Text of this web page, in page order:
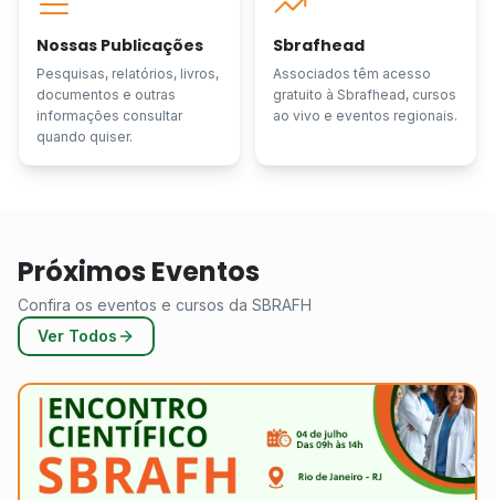
Nossas Publicações
Pesquisas, relatórios, livros,
documentos e outras
informações consultar
quando quiser.
Sbrafhead
Associados têm acesso
gratuito à Sbrafhead, cursos
ao vivo e eventos regionais.
Próximos Eventos
Confira os eventos e cursos da SBRAFH
Ver Todos